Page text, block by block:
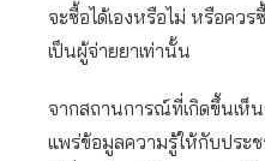
จะซื้อได้เองหรือไม่ หรือคว
เป็นผู้จ่ายยาเท่านั้น
จากสถานการณ์ที่เกิดขึ้นเห็
แพร่ข้อมูลความรู้ให้กับประ